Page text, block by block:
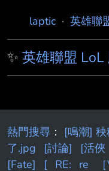
◥█████ ███
laptic · 英雄聯
✨ 英雄聯盟 LoL
熱門搜尋 ： [鳴潮] 秧
了.jpg
[討論] [活俠
[Fate]
[ RE: re